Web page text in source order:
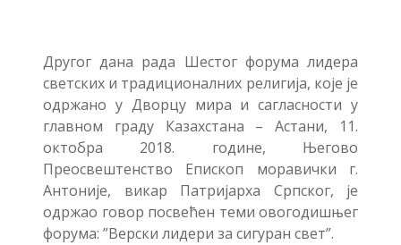
Другог дана рада Шестог форума лидера
светских и традиционалних религија, које је
одржано у Дворцу мира и сагласности у
главном граду Казахстана – Астани, 11.
октобра 2018. године, Његово
Преосвештенство Епископ моравички г.
Антоније, викар Патријарха Српског, је
одржао говор посвећен теми овогодишњег
форума: ”Верски лидери за сигуран свет”.